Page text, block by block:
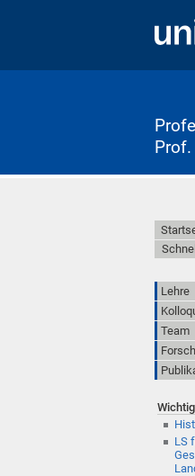
Lehre
Team
LS